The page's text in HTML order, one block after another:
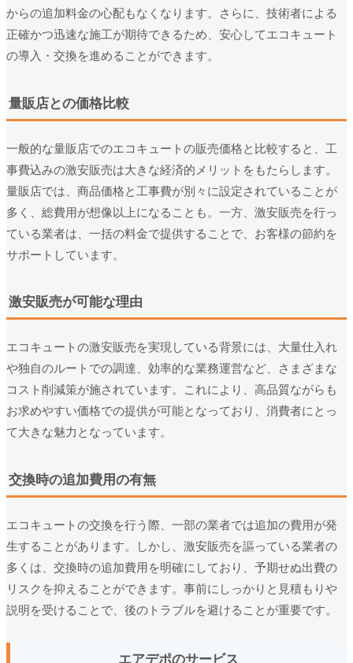
からの追加料金の心配もなくなります。さらに、技術者による
正確かつ迅速な施工が期待できるため、安心してエコキュート
の導入・交換を進めることができます。
量販店との価格比較
一般的な量販店でのエコキュートの販売価格と比較すると、工
事費込みの激安販売は大きな経済的メリットをもたらします。
量販店では、商品価格と工事費が別々に設定されていることが
多く、総費用が想像以上になることも。一方、激安販売を行っ
ている業者は、一括の料金で提供することで、お客様の節約を
サポートしています。
激安販売が可能な理由
エコキュートの激安販売を実現している背景には、大量仕入れ
や独自のルートでの調達、効率的な業務運営など、さまざまな
コスト削減策が施されています。これにより、高品質ながらも
お求めやすい価格での提供が可能となっており、消費者にとっ
て大きな魅力となっています。
交換時の追加費用の有無
エコキュートの交換を行う際、一部の業者では追加の費用が発
生することがあります。しかし、激安販売を謳っている業者の
多くは、交換時の追加費用を明確にしており、予期せぬ出費の
リスクを抑えることができます。事前にしっかりと見積もりや
説明を受けることで、後のトラブルを避けることが重要です。
エアデポのサービス